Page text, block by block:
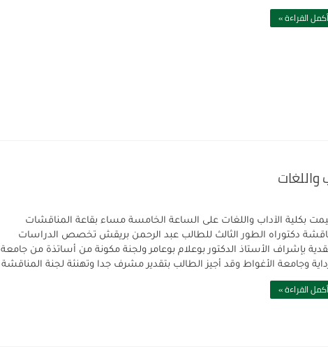
أكمل القراءة »
واللغات
بكلية الآداب واللغات على الساعة الخامسة مساء بقاعة المناقشات
دكتوراه الطور الثالث للطالب عبد الرحمن بريقش تخصص الدراسات
بإشراف الأستاذ الدكتور بوعلام بوعامر ولجنة مكونة من أساتذة من جامعة
وجامعة الأغواط وقد أجيز الطالب بتقدير مشرف جدا وتهنئة لجنة المناقشة
أكمل القراءة »